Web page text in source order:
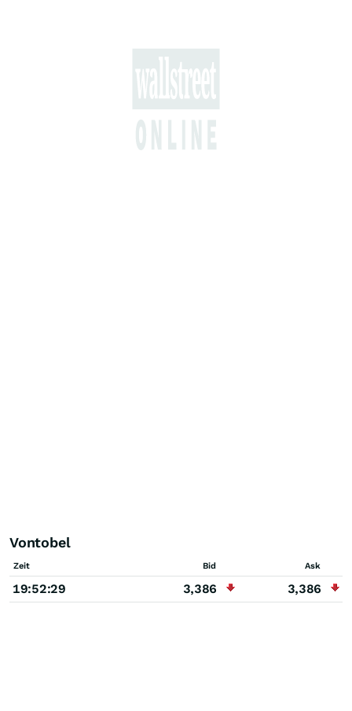
Vontobel
Zeit Bid Ask
19:52:29 3,386 3,386